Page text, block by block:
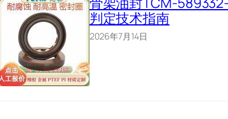
判定技术指南
2026年7月14日